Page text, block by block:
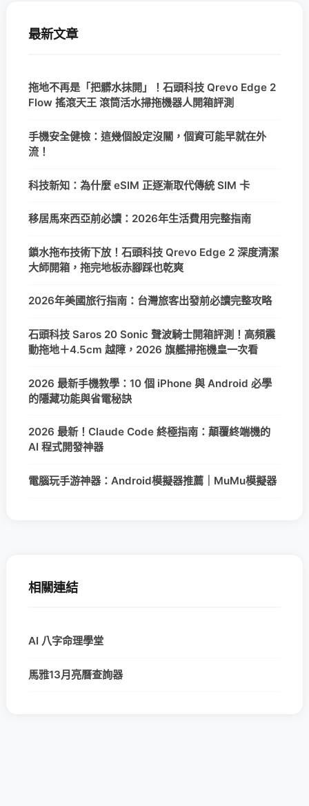
最新文章
拖地不再是「把髒水抹開」！石頭科技 Qrevo Edge 2
Flow 搖滾天王 滾筒活水掃拖機器人開箱評測
手機安全健檢：這幾個設定沒關，個資可能早就在外
流！
科技新知：為什麼 eSIM 正逐漸取代傳統 SIM 卡
移居馬來西亞前必讀：2026年生活費用完整指南
鎖水拖布技術下放！石頭科技 Qrevo Edge 2 深度清潔
大師開箱，拖完地板赤腳踩也乾爽
2026年美國旅行指南：台灣旅客出發前必讀完整攻略
石頭科技 Saros 20 Sonic 聲波騎士開箱評測！高頻震
動拖地＋4.5cm 越障，2026 旗艦掃拖機皇一次看
2026 最新手機教學：10 個 iPhone 與 Android 必學
的隱藏功能與省電秘訣
2026 最新！Claude Code 終極指南：顛覆終端機的
AI 程式開發神器
電腦玩手游神器：Android模擬器推薦｜MuMu模擬器
相關連結
AI 八字命理學堂
馬雅13月亮曆查詢器